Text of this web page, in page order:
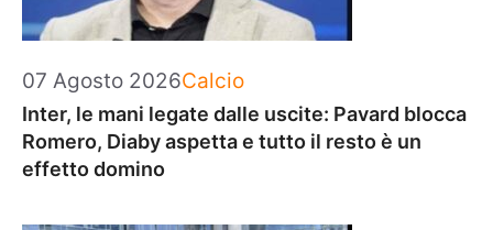
07 Agosto 2026Categorie
Calcio
Inter, le mani legate dalle uscite: Pavard blocca
Romero, Diaby aspetta e tutto il resto è un
effetto domino